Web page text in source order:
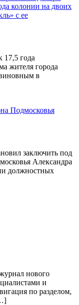
колонии на двоих
с ее
17,5 года
жителя города
в
Подмосковья
заключить под
Александра
должностных
нового
и
по разделом,